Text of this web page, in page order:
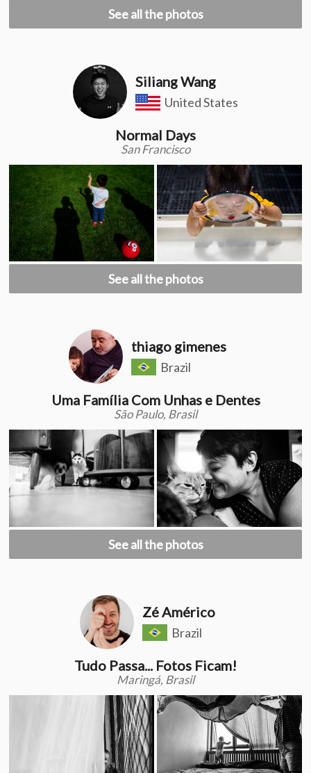
See all the photos
Siliang Wang
United States
Normal Days
San Francisco
See all the photos
thiago gimenes
Brazil
Uma Família Com Unhas e Dentes
São Paulo, Brasil
See all the photos
Zé Américo
Brazil
Tudo Passa... Fotos Ficam!
Maringá, Brasil